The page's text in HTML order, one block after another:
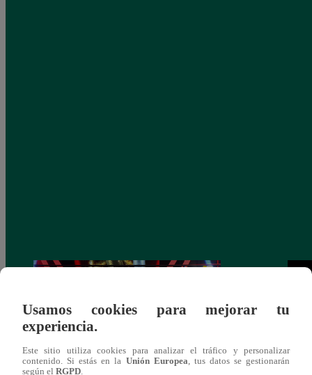
Usamos cookies para mejorar tu
experiencia.
Este sitio utiliza cookies para analizar el tráfico y personalizar
contenido. Si estás en la Unión Europea, tus datos se gestionarán
según el RGPD.